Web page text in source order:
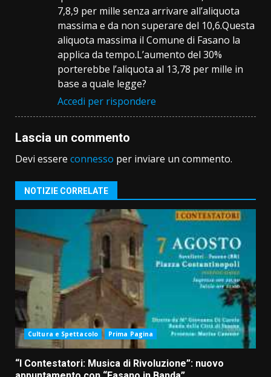
7,8,9 per mille senza arrivare all’aliquota
massima e da non superare del 10,6.Questa
aliquota massima il Comune di Fasano la
applica da tempo.L’aumento del 30%
porterebbe l’aliquota al 13,78 per mille in
base a quale legge?
Accedi per rispondere
Lascia un commento
Devi essere connesso per inviare un commento.
NOTIZIE CORRELATE
Cultura e Spettacolo Prima Pagina
“I Contestatori: Musica di Rivoluzione”: nuovo